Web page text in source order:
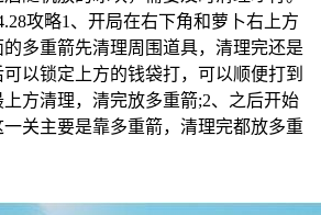
攻略1、开局在右下角和萝卜右上方
多重箭先清理周围道具，清理完还是
以锁定上方的钱袋打，可以顺便打到
方清理，清完放多重箭;2、之后开始
关主要是靠多重箭，清理完都放多重